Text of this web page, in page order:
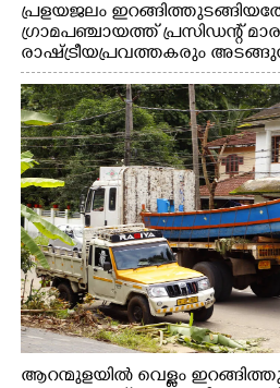
പ്രളയജലം
ഗ്രാമപഞ്ചായത്ത് പ്രസിഡന്റ്
രാഷ്ട്രീയപ്രവത്തകരും
അടിഞ്ഞ് കൂടിയ ചെളിയും മണ്ണും
നീക്കം ചെയ്യുന്നു.
ആറന്മുളയിൽ വെള്ളം